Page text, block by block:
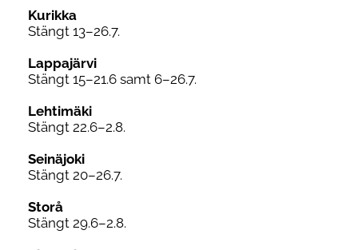
Kurikka
Stängt 13–26.7.
Lappajärvi
Stängt 15–21.6 samt 6–26.7.
Lehtimäki
Stängt 22.6–2.8.
Seinäjoki
Stängt 20–26.7.
Storå
Stängt 29.6–2.8.